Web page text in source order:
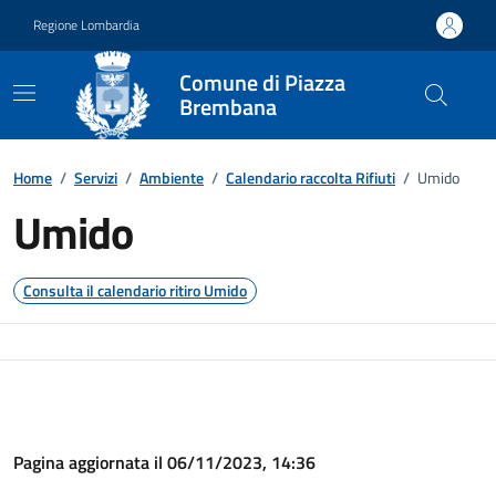
Regione Lombardia
Comune di Piazza
Brembana
Dettaglio raccolta rifiuti
Home / Servizi / Ambiente / Calendario raccolta Rifiuti / Umido
Umido
Consulta il calendario ritiro Umido
Pagina aggiornata il 06/11/2023, 14:36